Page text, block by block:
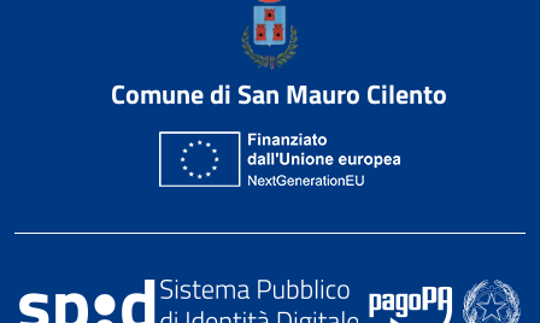
Comune di San Mauro Cilento